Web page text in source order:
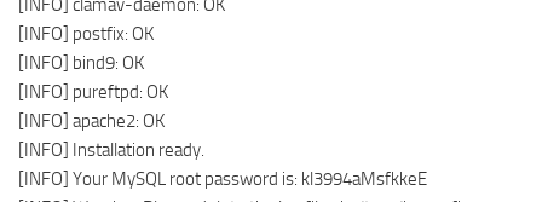
[INFO] clamav-daemon: OK
[INFO] postfix: OK
[INFO] bind9: OK
[INFO] pureftpd: OK
[INFO] apache2: OK
[INFO] Installation ready.
[INFO] Your MySQL root password is: kl3994aMsfkkeE